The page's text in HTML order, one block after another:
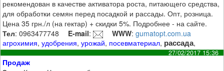
рекомендован в качестве активатора роста, питающего средства,
для обработки семян перед посадкой и рассады. Опт, розница.
Цена 35 грн./л (на гектар) + скидки 5%. Подробнее - на сайте.
Тел: 0963477748 E-mail: WWW:gumatopt.com.ua
агрохимия,удобрения,урожай, посевматериал, рассада,
27/02/2017 15:36
Продаж